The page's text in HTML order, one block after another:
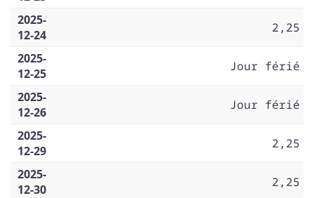
2025-
12-24
2,25
2025-
12-25
Jour férié
2025-
12-26
Jour férié
2025-
12-29
2,25
2025-
12-30
2,25